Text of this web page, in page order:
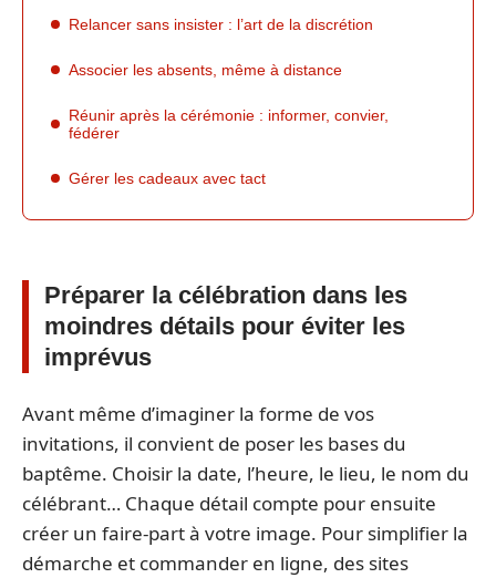
Relancer sans insister : l’art de la discrétion
Associer les absents, même à distance
Réunir après la cérémonie : informer, convier,
fédérer
Gérer les cadeaux avec tact
Préparer la célébration dans les
moindres détails pour éviter les
imprévus
Avant même d’imaginer la forme de vos
invitations, il convient de poser les bases du
baptême. Choisir la date, l’heure, le lieu, le nom du
célébrant… Chaque détail compte pour ensuite
créer un faire-part à votre image. Pour simplifier la
démarche et commander en ligne, des sites